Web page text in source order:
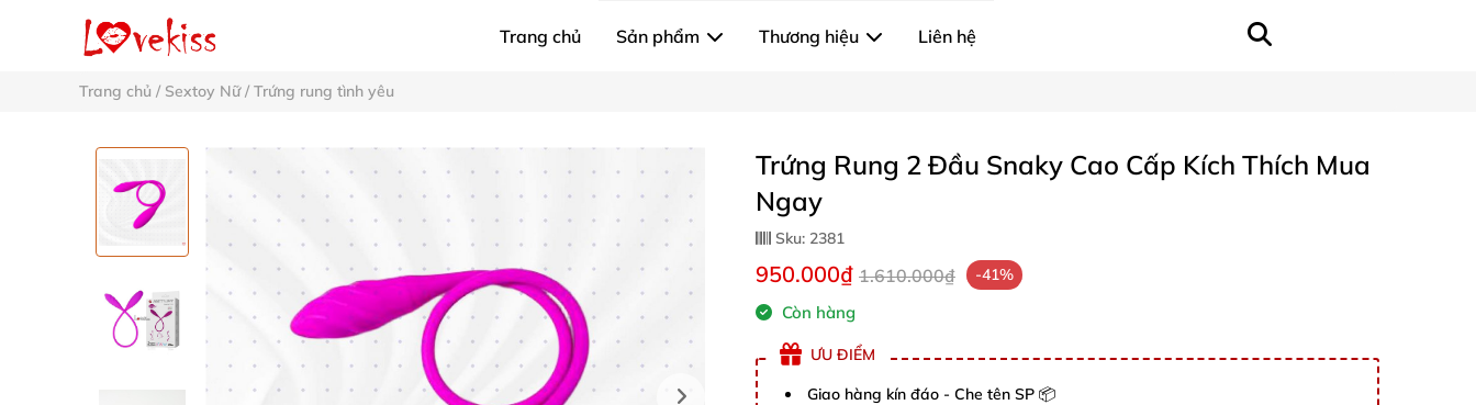
Trang chủ Sản phẩm Thương hiệu Liên hệ
Trang chủ / Sextoy Nữ/ Trứng rung tình yêu
Trứng Rung 2 Đầu Snaky Cao Cấp Kích Thích Mua
Ngay
Sku: 2381
950.000₫ 1.610.000₫ -41%
Còn hàng
ƯU ĐIỂM
Giao hàng kín đáo - Che tên SP 📦